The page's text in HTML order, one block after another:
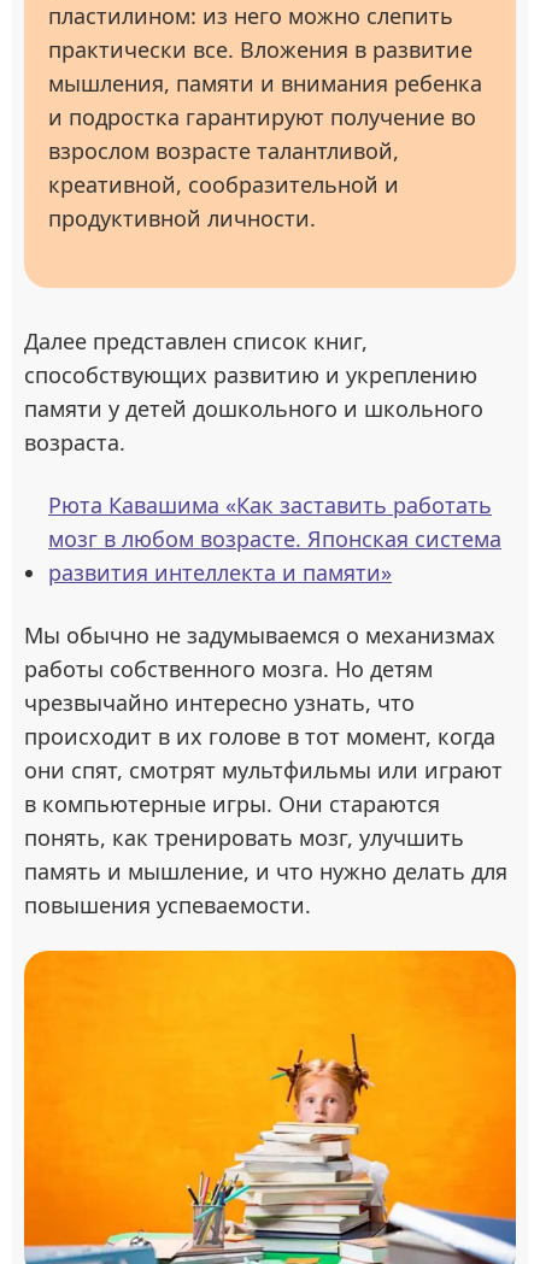
пластилином: из него можно слепить
практически все. Вложения в развитие
мышления, памяти и внимания ребенка
и подростка гарантируют получение во
взрослом возрасте талантливой,
креативной, сообразительной и
продуктивной личности.
Далее представлен список книг,
способствующих развитию и укреплению
памяти у детей дошкольного и школьного
возраста.
Рюта Кавашима «Как заставить работать
мозг в любом возрасте. Японская система
развития интеллекта и памяти»
Мы обычно не задумываемся о механизмах
работы собственного мозга. Но детям
чрезвычайно интересно узнать, что
происходит в их голове в тот момент, когда
они спят, смотрят мультфильмы или играют
в компьютерные игры. Они стараются
понять, как тренировать мозг, улучшить
память и мышление, и что нужно делать для
повышения успеваемости.